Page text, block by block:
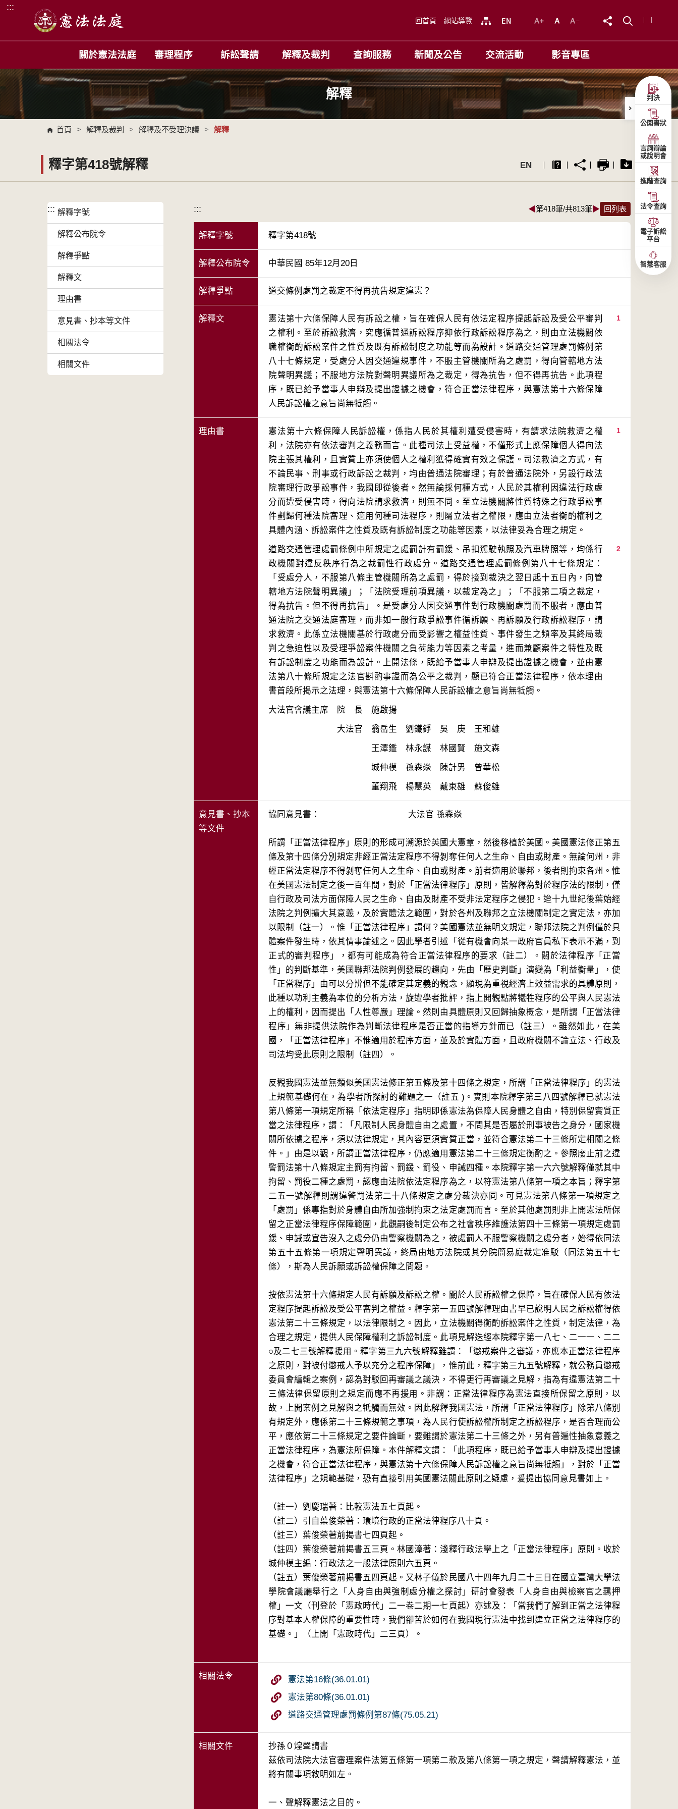
跳到主要內容區塊
:::
回首頁 網站導覽
關於憲法法庭 審理程序 訴訟聲請 解釋及裁判 查詢服務 新聞及公告 交流活動 影音專區
解釋
首頁 > 解釋及裁判 > 解釋及不受理決議 > 解釋
釋字第418號解釋 EN
::: 解釋字號
解釋公布院令
解釋爭點
解釋文
理由書
意見書、抄本等文件
相關法令
相關文件
::: ◀第418筆/共813筆▶ 回列表
解釋字號 釋字第418號
解釋公布院令 中華民國 85年12月20日
解釋爭點 道交條例處罰之裁定不得再抗告規定違憲？
解釋文 1
憲法第十六條保障人民有訴訟之權，旨在確保人民有依法定程序提起訴訟及受公平審判
之權利。至於訴訟救濟，究應循普通訴訟程序抑依行政訴訟程序為之，則由立法機關依
職權衡酌訴訟案件之性質及既有訴訟制度之功能等而為設計。道路交通管理處罰條例第
八十七條規定，受處分人因交通違規事件，不服主管機關所為之處罰，得向管轄地方法
院聲明異議；不服地方法院對聲明異議所為之裁定，得為抗告，但不得再抗告。此項程
序，既已給予當事人申辯及提出證據之機會，符合正當法律程序，與憲法第十六條保障
人民訴訟權之意旨尚無牴觸。
理由書 1
憲法第十六條保障人民訴訟權，係指人民於其權利遭受侵害時，有請求法院救濟之權
利，法院亦有依法審判之義務而言。此種司法上受益權，不僅形式上應保障個人得向法
院主張其權利，且實質上亦須使個人之權利獲得確實有效之保護。司法救濟之方式，有
不論民事、刑事或行政訴訟之裁判，均由普通法院審理；有於普通法院外，另設行政法
院審理行政爭訟事件，我國即從後者。然無論採何種方式，人民於其權利因違法行政處
分而遭受侵害時，得向法院請求救濟，則無不同。至立法機關將性質特殊之行政爭訟事
件劃歸何種法院審理、適用何種司法程序，則屬立法者之權限，應由立法者衡酌權利之
2
道路交通管理處罰條例中所規定之處罰計有罰鍰、吊扣駕駛執照及汽車牌照等，均係行
政機關對違反秩序行為之裁罰性行政處分。道路交通管理處罰條例第八十七條規定：
「受處分人，不服第八條主管機關所為之處罰，得於接到裁決之翌日起十五日內，向管
轄地方法院聲明異議」；「法院受理前項異議，以裁定為之」；「不服第二項之裁定，
得為抗告。但不得再抗告」。是受處分人因交通事件對行政機關處罰而不服者，應由普
通法院之交通法庭審理，而非如一般行政爭訟事件循訴願、再訴願及行政訴訟程序，請
求救濟。此係立法機關基於行政處分而受影響之權益性質、事件發生之頻率及其終局裁
判之急迫性以及受理爭訟案件機關之負荷能力等因素之考量，進而兼顧案件之特性及既
有訴訟制度之功能而為設計。上開法條，既給予當事人申辯及提出證據之機會，並由憲
法第八十條所規定之法官斟酌事證而為公平之裁判，顯已符合正當法律程序，依本理由
董翔飛　楊慧英　戴東雄　蘇俊雄
意見書、抄本
等文件
協同意見書： 大法官 孫森焱
所謂「正當法律程序」原則的形成可溯源於英國大憲章，然後移植於美國。美國憲法修正第五
條及第十四條分別規定非經正當法定程序不得剝奪任何人之生命、自由或財產。無論何州，非
經正當法定程序不得剝奪任何人之生命、自由或財產。前者適用於聯邦，後者則拘束各州。惟
在美國憲法制定之後一百年間，對於「正當法律程序」原則，皆解釋為對於程序法的限制，僅
自行政及司法方面保障人民之生命、自由及財產不受非法定程序之侵犯。迨十九世紀後葉始經
法院之判例擴大其意義，及於實體法之範圍，對於各州及聯邦之立法機關制定之實定法，亦加
以限制（註一）。惟「正當法律程序」謂何？美國憲法並無明文規定，聯邦法院之判例僅於具
體案件發生時，依其情事論述之。因此學者引述「從有機會向某一政府官員私下表示不滿，到
正式的審判程序」，都有可能成為符合正當法律程序的要求（註二）。關於法律程序「正當
性」的判斷基準，美國聯邦法院判例發展的趨向，先由「歷史判斷」演變為「利益衡量」，使
「正當程序」由可以分辨但不能確定其定義的觀念，顯現為重視經濟上效益需求的具體原則，
此種以功利主義為本位的分析方法，旋遭學者批評，指上開觀點將犧牲程序的公平與人民憲法
上的權利，因而提出「人性尊嚴」理論。然則由具體原則又回歸抽象概念，是所謂「正當法律
程序」無非提供法院作為判斷法律程序是否正當的指導方針而已（註三）。雖然如此，在美
國，「正當法律程序」不惟適用於程序方面，並及於實體方面，且政府機關不論立法、行政及
司法均受此原則之限制（註四）。
反觀我國憲法並無類似美國憲法修正第五條及第十四條之規定，所謂「正當法律程序」的憲法
上規範基礎何在，為學者所探討的難題之一（註五 )。實則本院釋字第三八四號解釋已就憲法
第八條第一項規定所稱「依法定程序」指明即係憲法為保障人民身體之自由，特別保留實質正
當之法律程序，謂：「凡限制人民身體自由之處置，不問其是否屬於刑事被告之身分，國家機
關所依據之程序，須以法律規定，其內容更須實質正當，並符合憲法第二十三條所定相關之條
件。」由是以觀，所謂正當法律程序，仍應適用憲法第二十三條規定衡酌之。參照廢止前之違
警罰法第十八條規定主罰有拘留、罰鍰、罰役、申誡四種。本院釋字第一六六號解釋僅就其中
拘留、罰役二種之處罰，認應由法院依法定程序為之，以符憲法第八條第一項之本旨；釋字第
二五一號解釋則謂違警罰法第二十八條規定之處分裁決亦同。可見憲法第八條第一項規定之
「處罰」係專指對於身體自由所加強制拘束之法定處罰而言。至於其他處罰則非上開憲法所保
留之正當法律程序保障範圍，此觀嗣後制定公布之社會秩序維護法第四十三條第一項規定處罰
鍰、申誡或宣告沒入之處分仍由警察機關為之，被處罰人不服警察機關之處分者，始得依同法
第五十五條第一項規定聲明異議，終局由地方法院或其分院簡易庭裁定准駁（同法第五十七
條），斯為人民訴願或訴訟權保障之問題。
按依憲法第十六條規定人民有訴願及訴訟之權。關於人民訴訟權之保障，旨在確保人民有依法
定程序提起訴訟及受公平審判之權益。釋字第一五四號解釋理由書早已說明人民之訴訟權得依
憲法第二十三條規定，以法律限制之。因此，立法機關得衡酌訴訟案件之性質，制定法律，為
合理之規定，提供人民保障權利之訴訟制度。此項見解迭經本院釋字第一八七、二一一、二二
○及二七三號解釋援用。釋字第三九六號解釋雖謂：「懲戒案件之審議，亦應本正當法律程序
之原則，對被付懲戒人予以充分之程序保障」，惟前此，釋字第三九五號解釋，就公務員懲戒
委員會編輯之案例，認為對駁回再審議之議決，不得更行再審議之見解，指為有違憲法第二十
三條法律保留原則之規定而應不再援用。非謂：正當法律程序為憲法直接所保留之原則，以
故，上開案例之見解與之牴觸而無效。因此解釋我國憲法，所謂「正當法律程序」除第八條別
有規定外，應係第二十三條規範之事項，為人民行使訴訟權所制定之訴訟程序，是否合理而公
平，應依第二十三條規定之要件論斷，要難謂於憲法第二十三條之外，另有普遍性抽象意義之
正當法律程序，為憲法所保障。本件解釋文謂：「此項程序，既已給予當事人申辯及提出證據
之機會，符合正當法律程序，與憲法第十六條保障人民訴訟權之意旨尚無牴觸」，對於「正當
法律程序」之規範基礎，恐有直接引用美國憲法關此原則之疑慮，爰提出協同意見書如上。
（註一）劉慶瑞著：比較憲法五七頁起。
（註二）引自葉俊榮著：環境行政的正當法律程序八十頁。
（註三）葉俊榮著前揭書七四頁起。
（註四）葉俊榮著前揭書五三頁。林國漳著：淺釋行政法學上之「正當法律程序」原則。收於
城仲模主編：行政法之一般法律原則六五頁。
（註五）葉俊榮著前揭書五四頁起。又林子儀於民國八十四年九月二十三日在國立臺灣大學法
學院會議廳舉行之「人身自由與強制處分權之探討」研討會發表「人身自由與檢察官之羈押
權」一文（刊登於「憲政時代」二一卷二期一七頁起）亦述及：「當我們了解到正當之法律程
序對基本人權保障的重要性時，我們卻苦於如何在我國現行憲法中找到建立正當之法律程序的
基礎。」（上開「憲政時代」二三頁）。
相關法令
憲法第16條(36.01.01)
憲法第80條(36.01.01)
道路交通管理處罰條例第87條(75.05.21)
相關文件
抄孫０煌聲請書
茲依司法院大法官審理案件法第五條第一項第二款及第八條第一項之規定，聲請解釋憲法，並
將有關事項敘明如左。
一、聲解釋憲法之目的。
判決
公開書狀
言詞辯論
或說明會
進階查詢
法令查詢
電子訴訟
平台
智慧客服